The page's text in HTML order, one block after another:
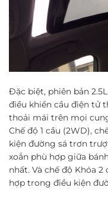
Đặc biệt, phiên bản
điều khiển cầu điện tử
thoải mái trên mọi
Chế độ 1 cầu (2WD),
kiện đường sá trơn
xoắn phù hợp giữa
nhất. Và chế độ Khóa
hợp trong điều kiện